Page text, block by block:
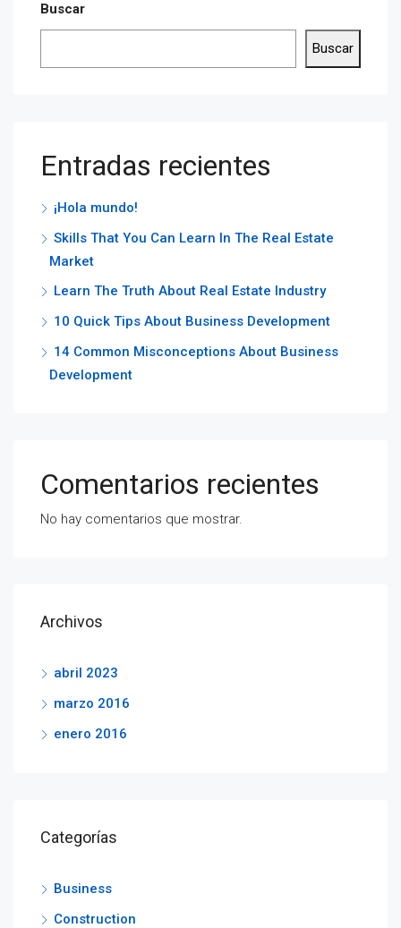
Buscar
Buscar
Entradas recientes
¡Hola mundo!
Skills That You Can Learn In The Real Estate
Market
Learn The Truth About Real Estate Industry
10 Quick Tips About Business Development
14 Common Misconceptions About Business
Development
Comentarios recientes
No hay comentarios que mostrar.
Archivos
abril 2023
marzo 2016
enero 2016
Categorías
Business
Construction